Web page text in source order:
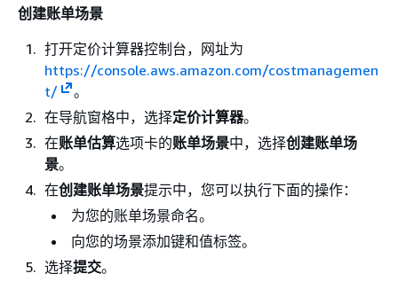
创建账单场景
打开定价计算器控制台，网址为
https://console.aws.amazon.com/costmanagemen
t/
。
在导航窗格中，选择定价计算器。
在账单估算选项卡的账单场景中，选择创建账单场
景。
在创建账单场景提示中，您可以执行下面的操作：
为您的账单场景命名。
向您的场景添加键和值标签。
选择提交。